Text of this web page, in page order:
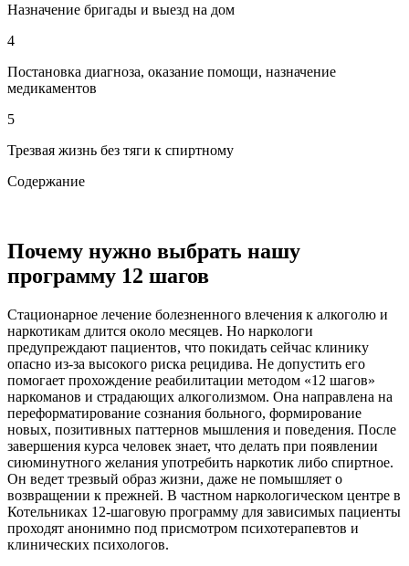
Назначение бригады и выезд на дом
4
Постановка диагноза, оказание помощи, назначение
медикаментов
5
Трезвая жизнь без тяги к спиртному
Содержание
Почему нужно выбрать нашу
программу 12 шагов
Стационарное лечение болезненного влечения к алкоголю и
наркотикам длится около месяцев. Но наркологи
предупреждают пациентов, что покидать сейчас клинику
опасно из-за высокого риска рецидива. Не допустить его
помогает прохождение реабилитации методом «12 шагов»
наркоманов и страдающих алкоголизмом. Она направлена на
переформатирование сознания больного, формирование
новых, позитивных паттернов мышления и поведения. После
завершения курса человек знает, что делать при появлении
сиюминутного желания употребить наркотик либо спиртное.
Он ведет трезвый образ жизни, даже не помышляет о
возвращении к прежней. В частном наркологическом центре в
Котельниках 12-шаговую программу для зависимых пациенты
проходят анонимно под присмотром психотерапевтов и
клинических психологов.